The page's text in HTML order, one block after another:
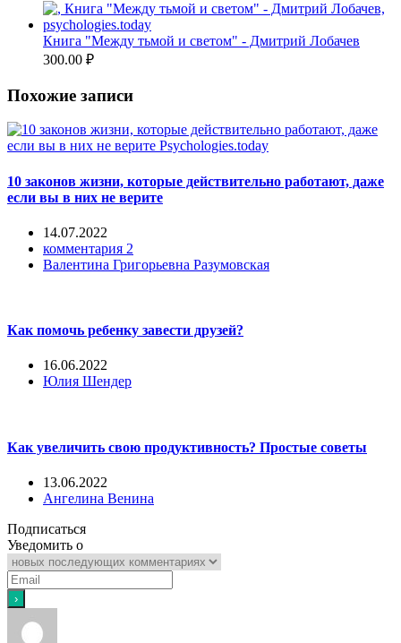
Книга "Между тьмой и светом" - Дмитрий Лобачев
300.00 ₽
Похожие записи
10 законов жизни, которые действительно работают, даже
если вы в них не верите
14.07.2022
комментария 2
Валентина Григорьевна Разумовская
Как помочь ребенку завести друзей?
16.06.2022
Юлия Шендер
Как увеличить свою продуктивность? Простые советы
13.06.2022
Ангелина Венина
Подписаться
Уведомить о